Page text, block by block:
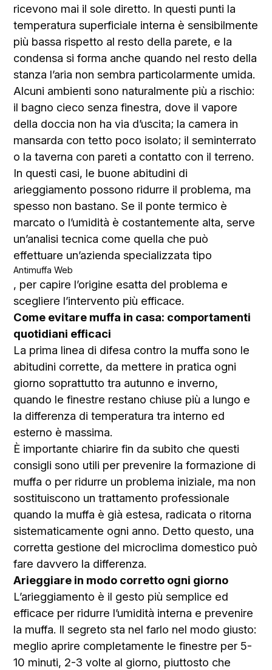
ricevono mai il sole diretto. In questi punti la
temperatura superficiale interna è sensibilmente
più bassa rispetto al resto della parete, e la
condensa si forma anche quando nel resto della
stanza l’aria non sembra particolarmente umida.
Alcuni ambienti sono naturalmente più a rischio:
il bagno cieco senza finestra, dove il vapore
della doccia non ha via d’uscita; la camera in
mansarda con tetto poco isolato; il seminterrato
o la taverna con pareti a contatto con il terreno.
In questi casi, le buone abitudini di
arieggiamento possono ridurre il problema, ma
spesso non bastano. Se il ponte termico è
marcato o l’umidità è costantemente alta, serve
un’analisi tecnica come quella che può
effettuare un’azienda specializzata tipo
Antimuffa Web
, per capire l’origine esatta del problema e
scegliere l’intervento più efficace.
Come evitare muffa in casa: comportamenti
quotidiani efficaci
La prima linea di difesa contro la muffa sono le
abitudini corrette, da mettere in pratica ogni
giorno soprattutto tra autunno e inverno,
quando le finestre restano chiuse più a lungo e
la differenza di temperatura tra interno ed
esterno è massima.
È importante chiarire fin da subito che questi
consigli sono utili per prevenire la formazione di
muffa o per ridurre un problema iniziale, ma non
sostituiscono un trattamento professionale
quando la muffa è già estesa, radicata o ritorna
sistematicamente ogni anno. Detto questo, una
corretta gestione del microclima domestico può
fare davvero la differenza.
Arieggiare in modo corretto ogni giorno
L’arieggiamento è il gesto più semplice ed
efficace per ridurre l’umidità interna e prevenire
la muffa. Il segreto sta nel farlo nel modo giusto:
meglio aprire completamente le finestre per 5-
10 minuti, 2-3 volte al giorno, piuttosto che